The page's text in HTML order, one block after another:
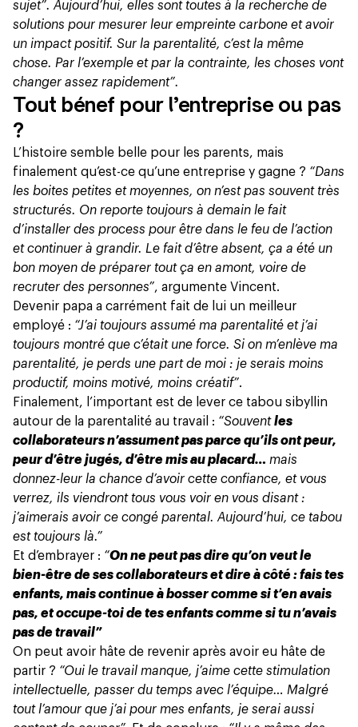
sujet”. Aujourd’hui, elles sont toutes à la recherche de
solutions pour mesurer leur empreinte carbone et avoir
un impact positif. Sur la parentalité, c’est la même
chose. Par l’exemple et par la contrainte, les choses vont
changer assez rapidement”.
Tout bénef pour l’entreprise ou pas
?
L’histoire semble belle pour les parents, mais
finalement qu’est-ce qu’une entreprise y gagne ? “Dans
les boites petites et moyennes, on n’est pas souvent très
structurés. On reporte toujours à demain le fait
d’installer des process pour être dans le feu de l’action
et continuer à grandir. Le fait d’être absent, ça a été un
bon moyen de préparer tout ça en amont, voire de
recruter des personnes”, argumente Vincent.
Devenir papa a carrément fait de lui un meilleur
employé : “J’ai toujours assumé ma parentalité et j’ai
toujours montré que c’était une force. Si on m’enlève ma
parentalité, je perds une part de moi : je serais moins
productif, moins motivé, moins créatif”.
Finalement, l’important est de lever ce tabou sibyllin
autour de la parentalité au travail : “Souventles
collaborateurs n’assument pas parce qu’ils ont peur,
peur d’être jugés, d’être mis au placard… mais
donnez-leur la chance d’avoir cette confiance, et vous
verrez, ils viendront tous vous voir en vous disant :
j’aimerais avoir ce congé parental. Aujourd’hui, ce tabou
est toujours là.”
Et d’embrayer : “On ne peut pas dire qu’on veut le
bien-être de ses collaborateurs et dire à côté : fais tes
enfants, mais continue à bosser comme si t’en avais
pas, et occupe-toi de tes enfants comme si tu n’avais
pas de travail”
On peut avoir hâte de revenir après avoir eu hâte de
partir ? “Oui le travail manque, j’aime cette stimulation
intellectuelle, passer du temps avec l’équipe… Malgré
tout l’amour que j’ai pour mes enfants, je serai aussi